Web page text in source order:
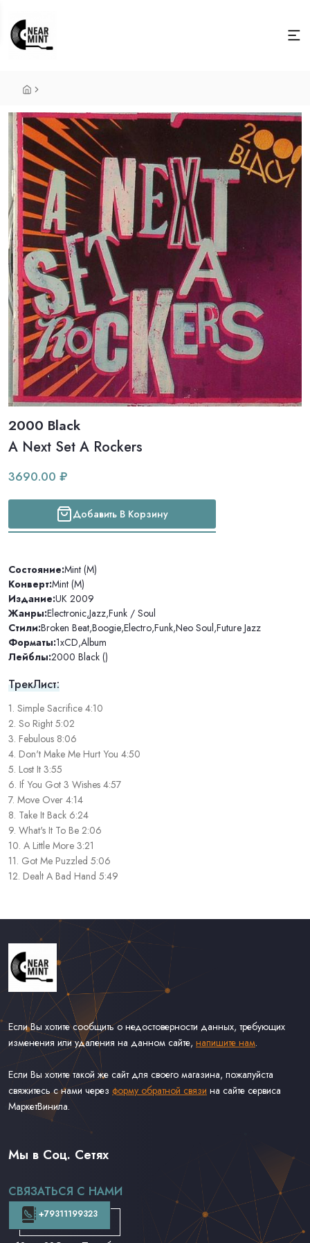
2000 Black
A Next Set A Rockers
3690.00 ₽
Добавить В Корзину
Состояние:Mint (M)
Конверт:Mint (M)
Издание:UK 2009
Жанры:Electronic,Jazz,Funk / Soul
Стили:Broken Beat,Boogie,Electro,Funk,Neo Soul,Future Jazz
Форматы:1xCD,Album
Лейблы:2000 Black ()
ТрекЛист:
1. Simple Sacrifice 4:10
2. So Right 5:02
3. Febulous 8:06
4. Don't Make Me Hurt You 4:50
5. Lost It 3:55
6. If You Got 3 Wishes 4:57
7. Move Over 4:14
8. Take It Back 6:24
9. What's It To Be 2:06
10. A Little More 3:21
11. Got Me Puzzled 5:06
12. Dealt A Bad Hand 5:49
Если Вы хотите сообщить о недостоверности данных, требующих
изменения или удаления на данном сайте, напишите нам.
Если Вы хотите такой же сайт для своего магазина, пожалуйста
свяжитесь с нами через форму обратной связи на сайте сервиса
МаркетВинила.
Виниловые Пластинки
Доставка и Оплата
Контакты
Мы в Соц. Сетях
СВЯЗАТЬСЯ С НАМИ
+79311199323